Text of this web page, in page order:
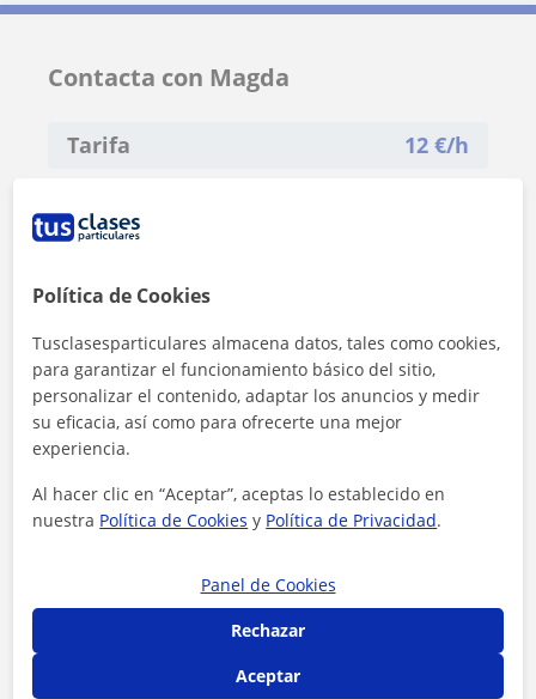
Contacta con Magda
Tarifa 12 €/h
Al hacer clic, aceptas nuestroaviso legaly deprivacidad
Contactar ahora
Política de Cookies
Tusclasesparticulares almacena datos, tales como cookies,
para garantizar el funcionamiento básico del sitio,
personalizar el contenido, adaptar los anuncios y medir
su eficacia, así como para ofrecerte una mejor
experiencia.
Al hacer clic en “Aceptar”, aceptas lo establecido en
nuestra Política de Cookies y Política de Privacidad.
Panel de Cookies
Rechazar
Aceptar